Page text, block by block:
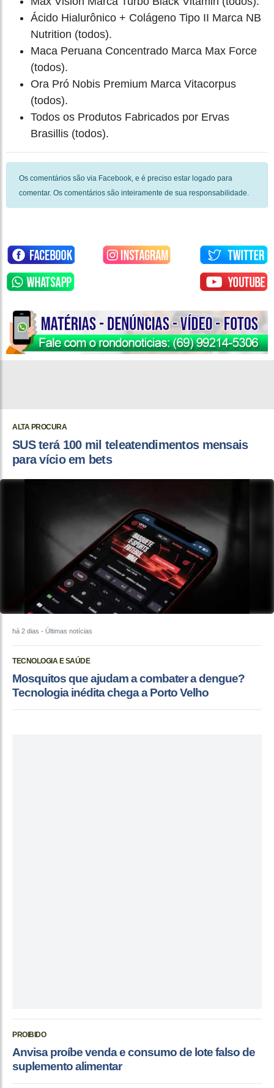
Ácido Hialurônico + Colágeno Tipo II Marca NB
Nutrition (todos).
Maca Peruana Concentrado Marca Max Force
(todos).
Ora Pró Nobis Premium Marca Vitacorpus
(todos).
Todos os Produtos Fabricados por Ervas
Brasillis (todos).
Os comentários são via Facebook, e é preciso estar logado para
comentar. Os comentários são inteiramente de sua responsabilidade.
ALTA PROCURA
SUS terá 100 mil teleatendimentos mensais
para vício em bets
há 2 dias - Últimas notícias
TECNOLOGIA E SAÚDE
Mosquitos que ajudam a combater a dengue?
Tecnologia inédita chega a Porto Velho
PROIBIDO
Anvisa proíbe venda e consumo de lote falso de
suplemento alimentar